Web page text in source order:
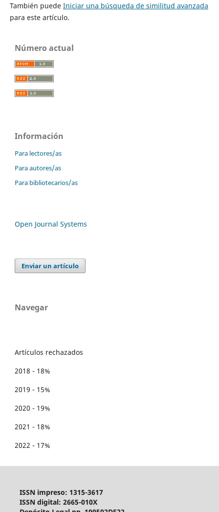
También puede Iniciar una búsqueda de similitud avanzada
para este artículo.
Número actual
Información
Para lectores/as
Para autores/as
Para bibliotecarios/as
Open Journal Systems
Enviar un artículo
Navegar
Artículos rechazados
2018 - 18%
2019 - 15%
2020 - 19%
2021 - 18%
2022 - 17%
ISSN impreso: 1315-3617
ISSN digital: 2665-010X